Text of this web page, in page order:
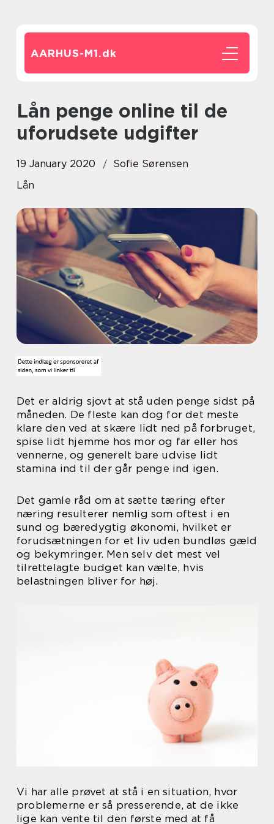
AARHUS-M1.dk
Lån penge online til de
uforudsete udgifter
19 January 2020
Sofie Sørensen
Lån
Det er aldrig sjovt at stå uden penge sidst på
måneden. De fleste kan dog for det meste
klare den ved at skære lidt ned på forbruget,
spise lidt hjemme hos mor og far eller hos
vennerne, og generelt bare udvise lidt
stamina ind til der går penge ind igen.
Det gamle råd om at sætte tæring efter
næring resulterer nemlig som oftest i en
sund og bæredygtig økonomi, hvilket er
forudsætningen for et liv uden bundløs gæld
og bekymringer. Men selv det mest vel
tilrettelagte budget kan vælte, hvis
belastningen bliver for høj.
Vi har alle prøvet at stå i en situation, hvor
problemerne er så presserende, at de ikke
lige kan vente til den første med at få